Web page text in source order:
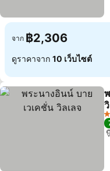
จาก ฿2,306
ดูราคาจาก 10 เว็บไซต์
4